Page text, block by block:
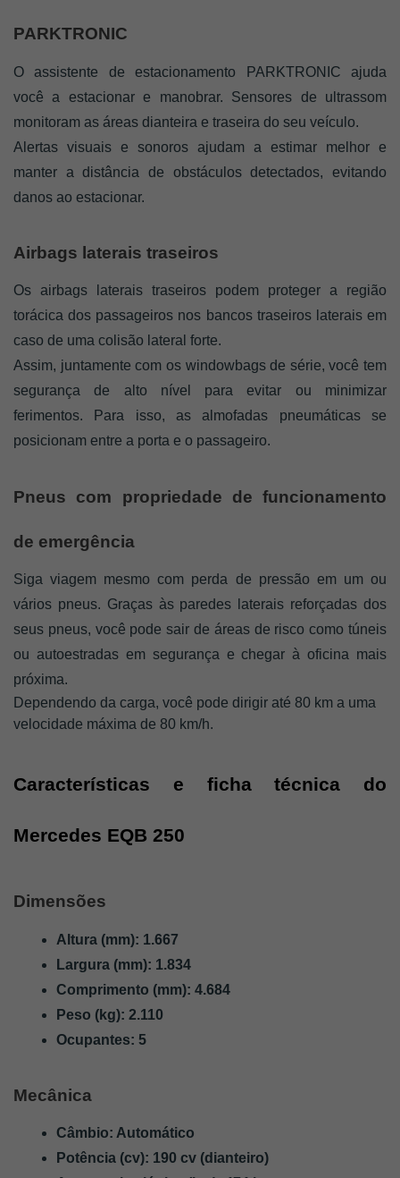
PARKTRONIC
O assistente de estacionamento PARKTRONIC ajuda
você a estacionar e manobrar. Sensores de ultrassom
monitoram as áreas dianteira e traseira do seu veículo.
Alertas visuais e sonoros ajudam a estimar melhor e
manter a distância de obstáculos detectados, evitando
danos ao estacionar.
Airbags laterais traseiros
Os airbags laterais traseiros podem proteger a região
torácica dos passageiros nos bancos traseiros laterais em
caso de uma colisão lateral forte.
Assim, juntamente com os windowbags de série, você tem
segurança de alto nível para evitar ou minimizar
ferimentos. Para isso, as almofadas pneumáticas se
posicionam entre a porta e o passageiro.
Pneus com propriedade de funcionamento
de emergência
Siga viagem mesmo com perda de pressão em um ou
vários pneus. Graças às paredes laterais reforçadas dos
seus pneus, você pode sair de áreas de risco como túneis
ou autoestradas em segurança e chegar à oficina mais
próxima.
Dependendo da carga, você pode dirigir até 80 km a uma
velocidade máxima de 80 km/h.
Características e ficha técnica do
Mercedes EQB 250
Dimensões
Altura (mm): 1.667
Largura (mm): 1.834
Comprimento (mm): 4.684
Peso (kg): 2.110
Ocupantes: 5
Mecânica
Câmbio: Automático
Potência (cv): 190 cv (dianteiro)